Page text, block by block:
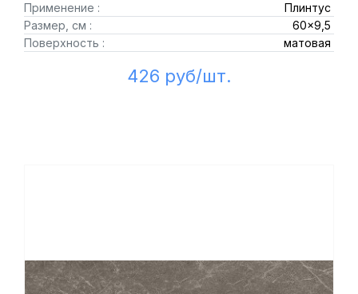
Применение :
Плинтус
Размер, см :
60x9,5
Поверхность :
матовая
426 руб/шт.